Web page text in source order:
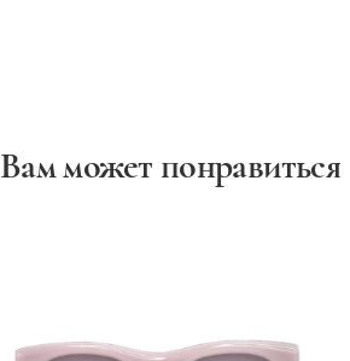
Вам может понравиться